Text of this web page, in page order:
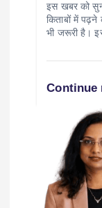
इस खबर को
किताबों में पढ़ने
भी जरूरी है।
Continue